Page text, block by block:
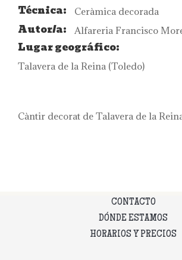
Técnica: Ceràmica decorada
Autor/a: Alfareria Francisco
Lugar geográfico:
Talavera de la Reina (Toledo)
Càntir decorat de Talavera de la
CONTACTO
DÓNDE ESTAMOS
HORARIOS Y PRECIOS